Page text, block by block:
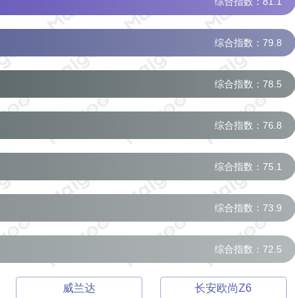
综合指数：79.8
综合指数：78.5
综合指数：76.8
综合指数：75.1
综合指数：73.9
综合指数：72.5
威兰达 长安欧尚Z6